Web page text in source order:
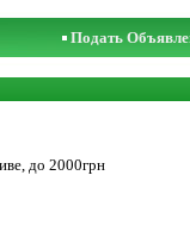
Подать
до 2000грн